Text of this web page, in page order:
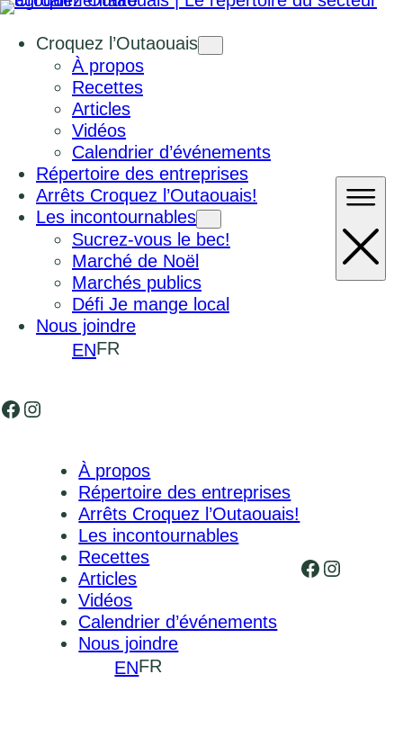
Croquez l’Outaouais
À propos
Recettes
Articles
Vidéos
Calendrier d’événements
Répertoire des entreprises
Arrêts Croquez l’Outaouais!
Les incontournables
Sucrez-vous le bec!
Marché de Noël
Marchés publics
Défi Je mange local
Nous joindre
ENFR
Facebook
Instagram
À propos
Répertoire des entreprises
Arrêts Croquez l’Outaouais!
Les incontournables
Recettes
Articles
Vidéos
Calendrier d’événements
Nous joindre
ENFR
Facebook